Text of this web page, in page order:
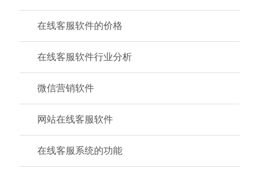
在线客服软件的价格
在线客服软件行业分析
微信营销软件
网站在线客服软件
在线客服系统的功能